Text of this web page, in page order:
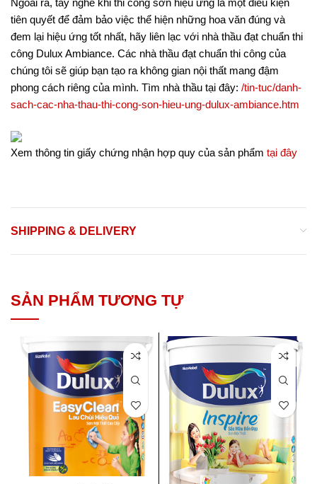
Ngoài ra, tay nghề khi thi công sơn hiệu ứng là một điều kiện
tiên quyết để đảm bảo việc thể hiện những hoa văn đúng và
đem lại hiệu ứng tốt nhất, hãy liên lạc với nhà thầu đạt chuẩn thi
công Dulux Ambiance. Các nhà thầu đạt chuẩn thi công của
chúng tôi sẽ giúp bạn tạo ra không gian nội thất mang đậm
phong cách riêng của mình. Tìm nhà thầu tại đây: /tin-tuc/danh-
sach-cac-nha-thau-thi-cong-son-hieu-ung-dulux-ambiance.htm
Xem thông tin giấy chứng nhận hợp quy của sản phẩm tại đây
SHIPPING & DELIVERY
SẢN PHẨM TƯƠNG TỰ